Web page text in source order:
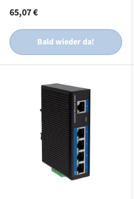
Normaler Preis
65,07 €
Bald wieder da!